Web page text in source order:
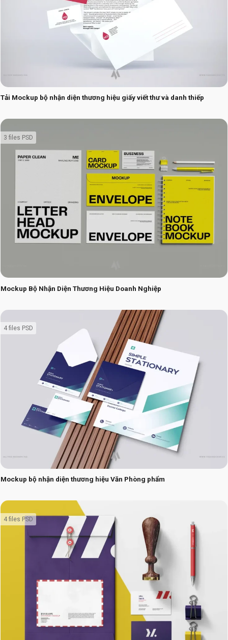
Tải Mockup bộ nhận diện thương hiệu giấy viết thư và danh thiếp
Mockup Bộ Nhận Diện Thương Hiệu Doanh Nghiệp
3 files PSD
Mockup bộ nhận diện thương hiệu Văn Phòng phẩm
4 files PSD
4 files PSD